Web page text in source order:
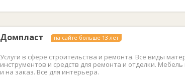
Домпласт на сайте больше 13 лет
Услуги в сфере строительства и ремонта. Все виды
инструментов и средств для ремонта и отделки. Мебель
и на заказ. Все для интерьера.